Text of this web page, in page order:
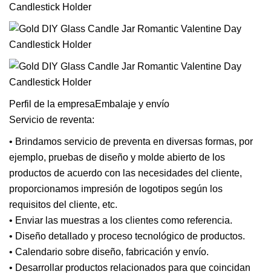
Perfil de la empresaEmbalaje y envío
Servicio de reventa:
• Brindamos servicio de preventa en diversas formas, por
ejemplo, pruebas de diseño y molde abierto de los
productos de acuerdo con las necesidades del cliente,
proporcionamos impresión de logotipos según los
requisitos del cliente, etc.
• Enviar las muestras a los clientes como referencia.
• Diseño detallado y proceso tecnológico de productos.
• Calendario sobre diseño, fabricación y envío.
• Desarrollar productos relacionados para que coincidan